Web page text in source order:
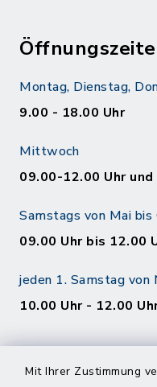
Mit Ihrer Zustimmung
Montag, Dienstag,
9.00 - 18.00 Uhr
Mittwoch
09.00-12.00 Uhr
Samstags von Mai
09.00 Uhr bis 12.00
jeden 1. Samstag
10.00 Uhr - 12.00